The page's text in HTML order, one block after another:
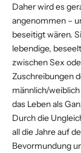
Daher wird es
angenommen –
beseitigt wären.
lebendige,
zwischen Sex
Zuschreibungen
männlich/
das Leben als
Durch die
all die Jahre auf
Bevormundung